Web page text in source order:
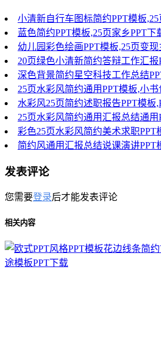
小清新自行车图标简约PPT模板
蓝色简约PPT模板,25页家乡PPT下
幼儿园彩色绘画PPT模板,25页变
20页绿色小清新简约答辩工作汇报
深色背景简约星空科技工作总结
25页水彩风简约通用PPT模板,小书
水彩风25页简约述职报告PPT模板
25页水彩风简约通用汇报总结通用
彩色25页水彩风简约美术求职PPT
简约风通用汇报总结说课演讲PPT
发表评论
您需要登录后才能发表评论
相关内容